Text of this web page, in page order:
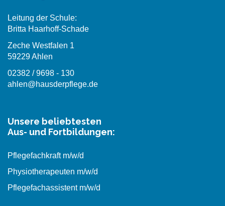
Leitung der Schule:
Britta Haarhoff-Schade
Zeche Westfalen 1
59229 Ahlen
02382 / 9698 - 130
ahlen@hausderpflege.de
Unsere beliebtesten
Aus- und Fortbildungen:
Pflegefachkraft m/w/d
Physiotherapeuten m/w/d
Pflegefachassistent m/w/d